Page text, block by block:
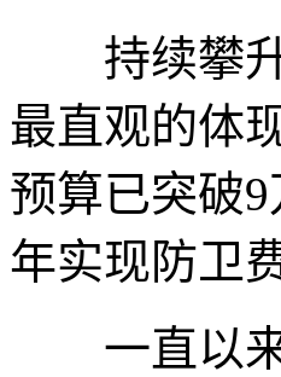
持续攀升
最直观的体
预算已突破
年实现防卫
一直以来